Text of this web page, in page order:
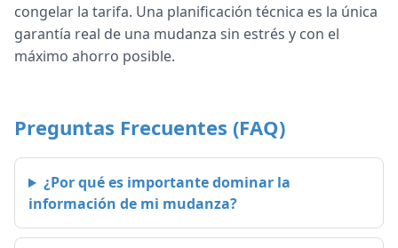
congelar la tarifa. Una planificación técnica es la única
garantía real de una mudanza sin estrés y con el
máximo ahorro posible.
Preguntas Frecuentes (FAQ)
¿Por qué es importante dominar la
información de mi mudanza?